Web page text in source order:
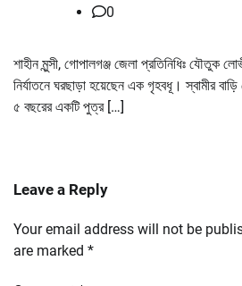
0
শাহীন মুন্সী, গোপালগঞ্জ জেলা প্রতিনিধিঃ যৌতুক
নির্যাতনে ঘরছাড়া হয়েছেন এক গৃহবধূ। স্বামীর
৫ বছরের একটি পুত্র […]
Leave a Reply
Your email address will not be
are marked *